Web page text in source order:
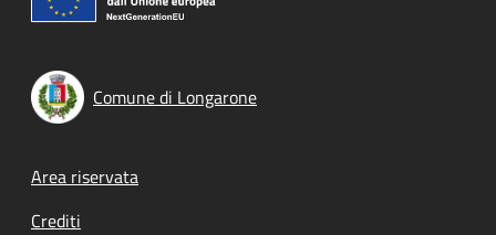
Comune di Longarone
Footer menu
Area riservata
Crediti